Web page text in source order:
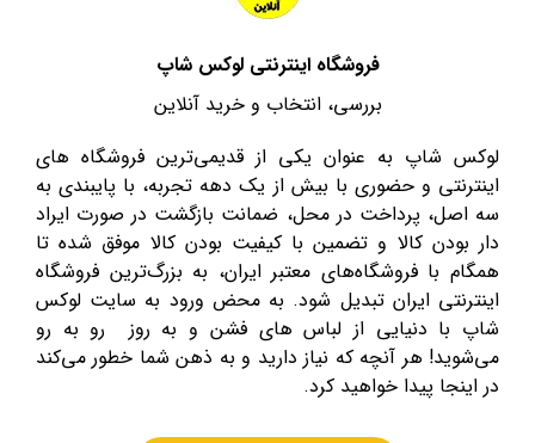
فروشگاه اینترنتی لوکس شاپ
بررسی، انتخاب و خرید آنلاین
لوکس شاپ به عنوان یکی از قدیمی‌ترین فروشگاه های
اینترنتی و حضوری با بیش از یک دهه تجربه، با پایبندی به
سه اصل، پرداخت در محل، ضمانت بازگشت در صورت ایراد
دار بودن کالا و تضمین با کیفیت بودن کالا موفق شده تا
همگام با فروشگاه‌های معتبر ایران، به بزرگ‌ترین فروشگاه
اینترنتی ایران تبدیل شود. به محض ورود به سایت لوکس
شاپ با دنیایی از لباس های فشن و به روز رو به رو
می‌شوید! هر آنچه که نیاز دارید و به ذهن شما خطور می‌کند
در اینجا پیدا خواهید کرد.